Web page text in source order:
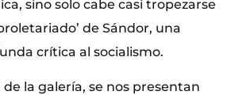
sino solo cabe casi tropezarse
de Sándor, una
crítica al socialismo.
la galería, se nos presentan